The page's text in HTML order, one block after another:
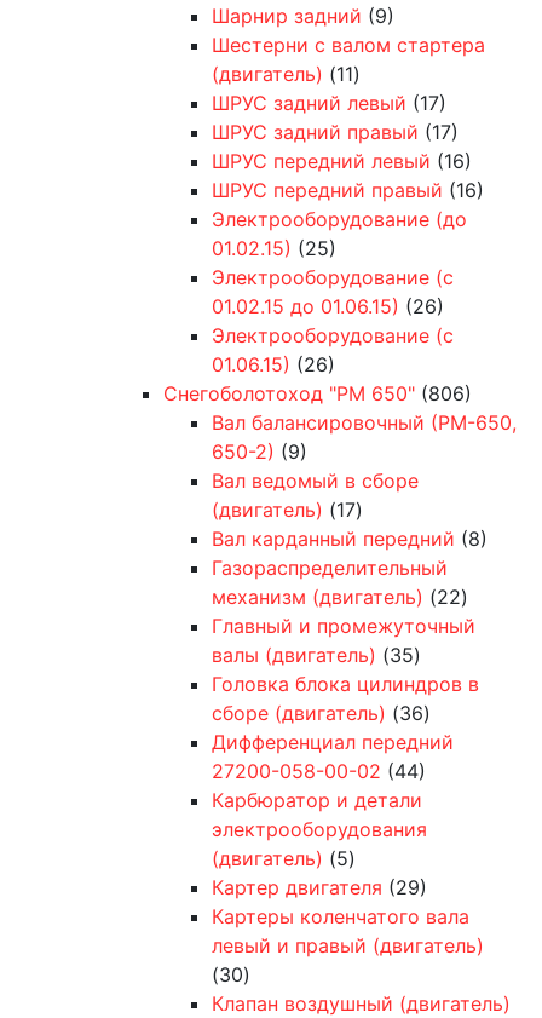
Шарнир задний (9)
Шестерни с валом стартера
(двигатель) (11)
ШРУС задний левый (17)
ШРУС задний правый (17)
ШРУС передний левый (16)
ШРУС передний правый (16)
Электрооборудование (до
01.02.15) (25)
Электрооборудование (с
01.02.15 до 01.06.15) (26)
Электрооборудование (с
01.06.15) (26)
Снегоболотоход "РМ 650" (806)
Вал балансировочный (РМ-650,
650-2) (9)
Вал ведомый в сборе
(двигатель) (17)
Вал карданный передний (8)
Газораспределительный
механизм (двигатель) (22)
Главный и промежуточный
валы (двигатель) (35)
Головка блока цилиндров в
сборе (двигатель) (36)
Дифференциал передний
27200-058-00-02 (44)
Карбюратор и детали
электрооборудования
(двигатель) (5)
Картер двигателя (29)
Картеры коленчатого вала
левый и правый (двигатель)
(30)
Клапан воздушный (двигатель)